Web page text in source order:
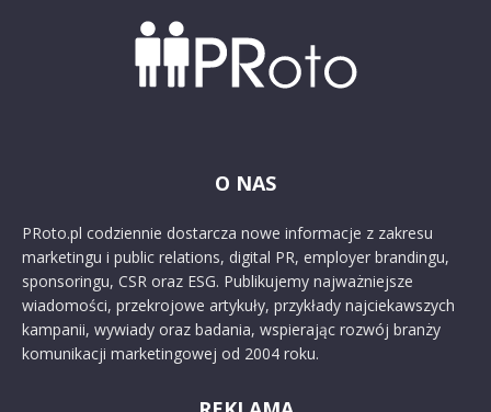
O NAS
PRoto.pl codziennie dostarcza nowe informacje z zakresu
marketingu i public relations, digital PR, employer brandingu,
sponsoringu, CSR oraz ESG. Publikujemy najważniejsze
wiadomości, przekrojowe artykuły, przykłady najciekawszych
kampanii, wywiady oraz badania, wspierając rozwój branży
komunikacji marketingowej od 2004 roku.